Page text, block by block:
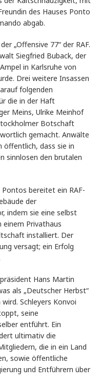
des Hauses Ponto
abgab.
„Offensive 77“ der RAF.
Siegfried Buback, der
in Karlsruhe von
Drei weitere Insassen
folgenden
die in der Haft
Meins, Ulrike Meinhof
Botschaft
gemacht. Anwälte
öffentlich, dass sie in
sinnlosen den brutalen
Pontos bereitet ein RAF-
der
indem sie eine selbst
einem Privathaus
installiert. Der
versagt; ein Erfolg
Hans Martin
als „Deutscher Herbst“
Schleyers Konvoi
seine
entführt. Ein
ultimativ die
die in ein Land
sowie öffentliche
und Entführern über